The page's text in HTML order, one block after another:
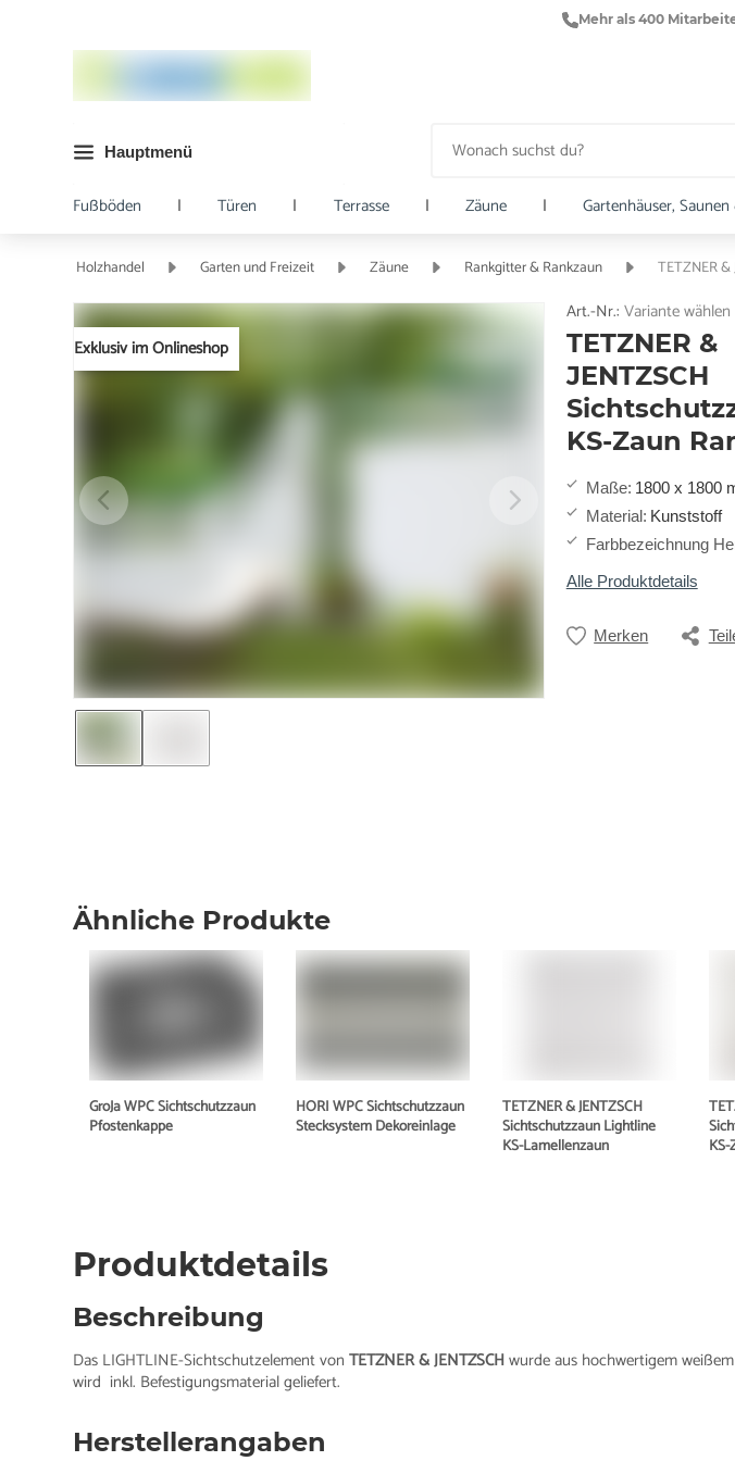
Mehr als 400
Hauptmenü
Fußböden | Türen | Terrasse | Zäune | Gartenhäuser,
Holzhandel Garten und Freizeit Zäune Rankgitter & Rankzaun TETZNER
Exklusiv im Onlineshop
Art.-Nr.: Variante wählen
TETZNER &
JENTZSCH
KS-Zaun
Maße: 1800 x 1800
Material: Kunststoff
Farbbezeichnung
Alle Produktdetails
Merken
Ähnliche Produkte
GroJa WPC Sichtschutzzaun
Pfostenkappe
HORI WPC Sichtschutzzaun
Stecksystem Dekoreinlage
TETZNER & JENTZSCH
Sichtschutzzaun Lightline
KS-Lamellenzaun
Produktdetails
Beschreibung
Das LIGHTLINE-Sichtschutzelement vonTETZNER & JENTZSCHwurde aus hochwertigem
wird inkl. Befestigungsmaterial geliefert.
Herstellerangaben